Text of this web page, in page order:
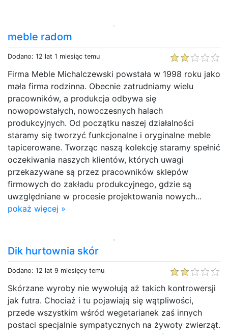
meble radom
Dodano: 12 lat 1 miesiąc temu
Firma Meble Michalczewski powstała w 1998 roku jako
mała firma rodzinna. Obecnie zatrudniamy wielu
pracowników, a produkcja odbywa się
nowopowstałych, nowoczesnych halach
produkcyjnych. Od początku naszej działalności
staramy się tworzyć funkcjonalne i oryginalne meble
tapicerowane. Tworząc naszą kolekcję staramy spełnić
oczekiwania naszych klientów, których uwagi
przekazywane są przez pracowników sklepów
firmowych do zakładu produkcyjnego, gdzie są
uwzględniane w procesie projektowania nowych...
pokaż więcej »
Dik hurtownia skór
Dodano: 12 lat 9 miesięcy temu
Skórzane wyroby nie wywołują aż takich kontrowersji
jak futra. Chociaż i tu pojawiają się wątpliwości,
przede wszystkim wśród wegetarianek zaś innych
postaci specjalnie sympatycznych na żywoty zwierząt.